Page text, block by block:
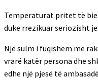
Temperaturat pritet të
duke rrezikuar seriozisht
Një sulm i fuqishëm me
vrarë katër persona dhe
edhe një pjesë të